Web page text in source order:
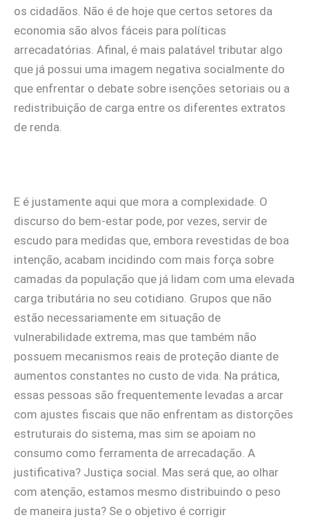
os cidadãos. Não é de hoje que certos setores da
economia são alvos fáceis para políticas
arrecadatórias. Afinal, é mais palatável tributar algo
que já possui uma imagem negativa socialmente do
que enfrentar o debate sobre isenções setoriais ou a
redistribuição de carga entre os diferentes extratos
de renda.
E é justamente aqui que mora a complexidade. O
discurso do bem-estar pode, por vezes, servir de
escudo para medidas que, embora revestidas de boa
intenção, acabam incidindo com mais força sobre
camadas da população que já lidam com uma elevada
carga tributária no seu cotidiano. Grupos que não
estão necessariamente em situação de
vulnerabilidade extrema, mas que também não
possuem mecanismos reais de proteção diante de
aumentos constantes no custo de vida. Na prática,
essas pessoas são frequentemente levadas a arcar
com ajustes fiscais que não enfrentam as distorções
estruturais do sistema, mas sim se apoiam no
consumo como ferramenta de arrecadação. A
justificativa? Justiça social. Mas será que, ao olhar
com atenção, estamos mesmo distribuindo o peso
de maneira justa? Se o objetivo é corrigir